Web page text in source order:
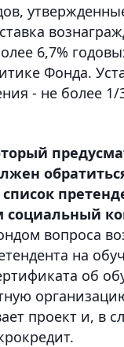
6,7%
Фонда.
- не более
вопроса
на
об
проект и, в